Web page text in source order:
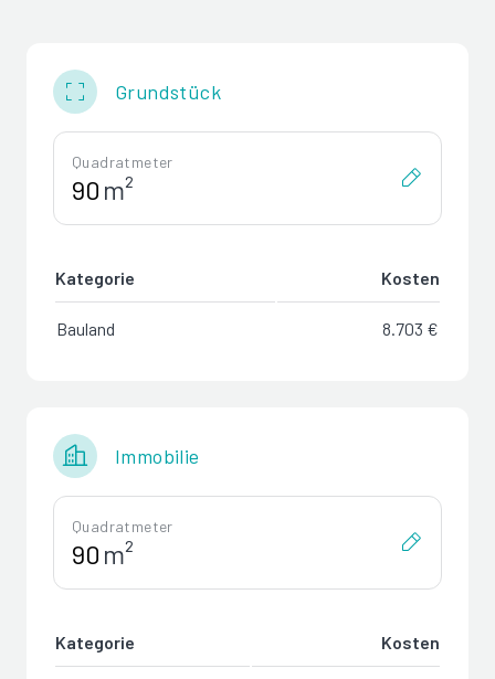
Grundstück
Quadratmeter
m²
Kategorie Kosten
Bauland 8.703 €
Immobilie
Quadratmeter
m²
Kategorie Kosten